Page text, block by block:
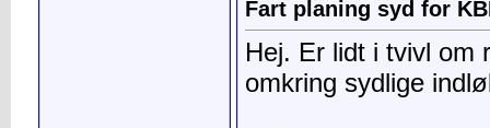
Fart planing syd for
Hej. Er lidt i tvivl om
omkring sydlige